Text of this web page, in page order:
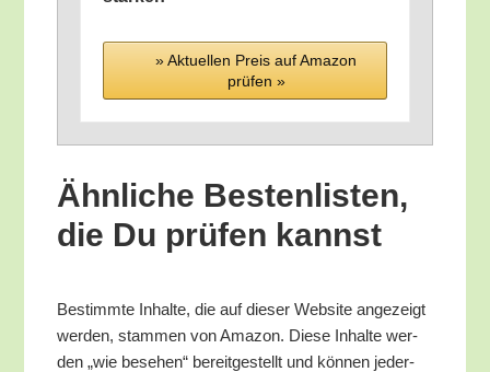
» Aktu­el­len Preis auf Ama­zon
prü­fen »
Ähn­li­che Bes­ten­lis­ten,
die Du prü­fen kannst
Bestimm­te Inhal­te, die auf die­ser Web­site ange­zeigt
wer­den, stam­men von Ama­zon. Die­se Inhal­te wer­
den „wie bese­hen“ bereit­ge­stellt und kön­nen jeder­